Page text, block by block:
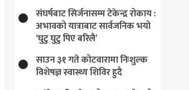
संघर्षबाट सिर्जनासम्म टेकेन्द्र रोकाय :
अभावको यात्राबाट सार्वजनिक भयो
‘घुटु घुटु पिए बरिलै’
साउन ३१ गते कोटवारामा निःशुल्क
विशेषज्ञ स्वास्थ्य शिविर हुदै